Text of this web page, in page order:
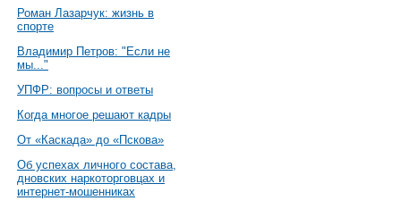
Роман Лазарчук: жизнь в
спорте
Владимир Петров: "Если не
мы..."
УПФР: вопросы и ответы
Когда многое решают кадры
От «Каскада» до «Пскова»
Об успехах личного состава,
дновских наркоторговцах и
интернет-мошенниках